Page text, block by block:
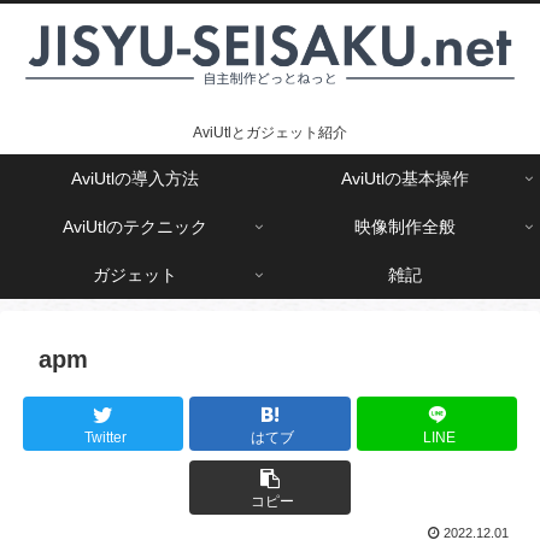
AviUtlとガジェット紹介
AviUtlの導入方法 AviUtlの基本操作
AviUtlのテクニック 映像制作全般
ガジェット 雑記
apm
Twitter はてブ LINE
コピー
2022.12.01